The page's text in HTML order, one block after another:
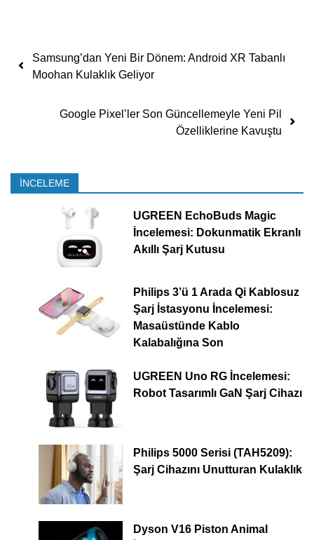
Yazı dolaşımı
Samsung’dan Yeni Bir Dönem: Android XR Tabanlı
Moohan Kulaklık Geliyor
Google Pixel’ler Son Güncellemeyle Yeni Pil
Özelliklerine Kavuştu
İNCELEME
UGREEN EchoBuds Magic
İncelemesi: Dokunmatik Ekranlı
Akıllı Şarj Kutusu
Philips 3’ü 1 Arada Qi Kablosuz
Şarj İstasyonu İncelemesi:
Masaüstünde Kablo
Kalabalığına Son
UGREEN Uno RG İncelemesi:
Robot Tasarımlı GaN Şarj Cihazı
Philips 5000 Serisi (TAH5209):
Şarj Cihazını Unutturan Kulaklık
Dyson V16 Piston Animal